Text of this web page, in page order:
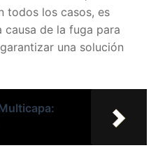
todos los casos, es
de la fuga para
una solución